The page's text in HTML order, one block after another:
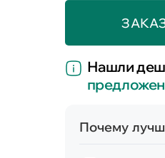
Нашли
Почему